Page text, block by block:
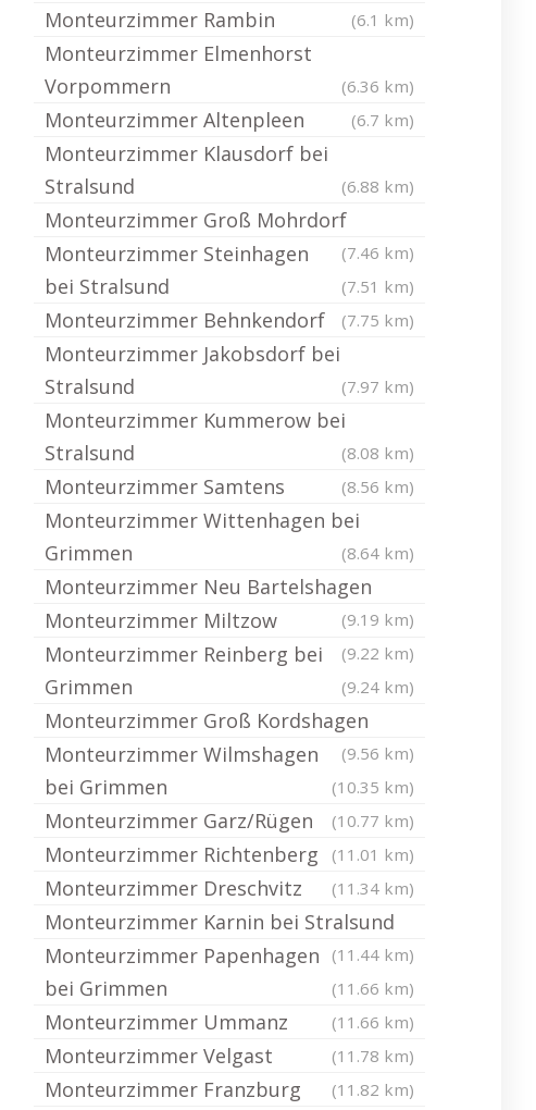
Monteurzimmer Rambin (6.1 km)
Monteurzimmer Elmenhorst
Vorpommern
(6.36 km)
Monteurzimmer Altenpleen (6.7 km)
Monteurzimmer Klausdorf bei
Stralsund
(6.88 km)
Monteurzimmer Groß Mohrdorf
(7.46 km)
Monteurzimmer Steinhagen
bei Stralsund
(7.51 km)
Monteurzimmer Behnkendorf (7.75 km)
Monteurzimmer Jakobsdorf bei
Stralsund
(7.97 km)
Monteurzimmer Kummerow bei
Stralsund
(8.08 km)
Monteurzimmer Samtens (8.56 km)
Monteurzimmer Wittenhagen bei
Grimmen
(8.64 km)
Monteurzimmer Neu Bartelshagen
(9.19 km)
Monteurzimmer Miltzow
(9.22 km)
Monteurzimmer Reinberg bei
Grimmen
(9.24 km)
Monteurzimmer Groß Kordshagen
(9.56 km)
Monteurzimmer Wilmshagen
bei Grimmen
(10.35 km)
Monteurzimmer Garz/Rügen (10.77 km)
Monteurzimmer Richtenberg (11.01 km)
Monteurzimmer Dreschvitz (11.34 km)
Monteurzimmer Karnin bei Stralsund
(11.44 km)
Monteurzimmer Papenhagen
bei Grimmen
(11.66 km)
Monteurzimmer Ummanz (11.66 km)
Monteurzimmer Velgast (11.78 km)
Monteurzimmer Franzburg (11.82 km)